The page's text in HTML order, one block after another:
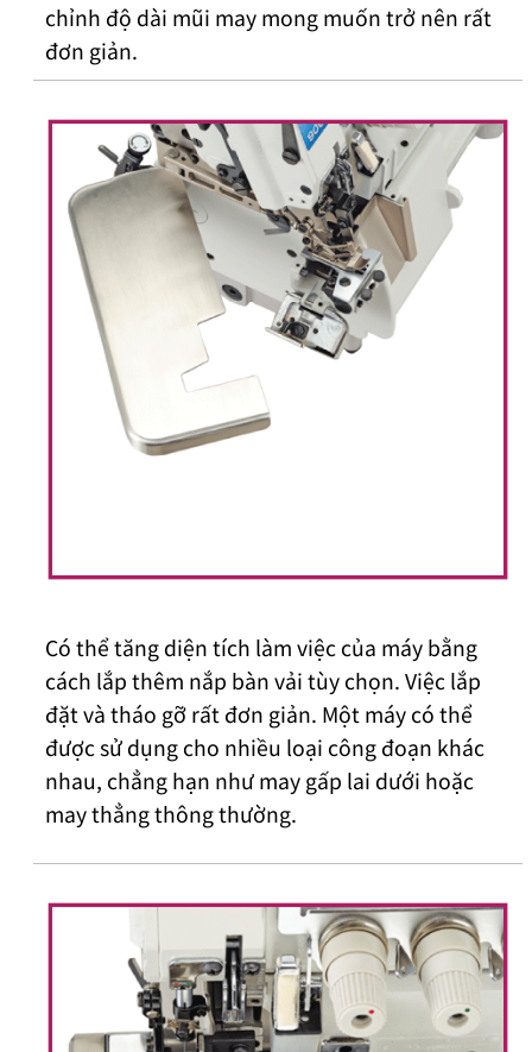
chỉnh độ dài mũi may mong muốn trở nên rất
đơn giản.
Có thể tăng diện tích làm việc của máy bằng
cách lắp thêm nắp bàn vải tùy chọn. Việc lắp
đặt và tháo gỡ rất đơn giản. Một máy có thể
được sử dụng cho nhiều loại công đoạn khác
nhau, chẳng hạn như may gấp lai dưới hoặc
may thẳng thông thường.